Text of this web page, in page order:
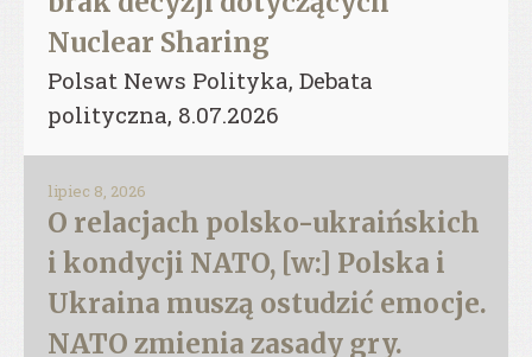
Nuclear Sharing
Polsat News Polityka, Debata
polityczna, 8.07.2026
lipiec 8, 2026
O relacjach polsko-ukraińskich
i kondycji NATO, [w:] Polska i
Ukraina muszą ostudzić emocje.
NATO zmienia zasady gry.